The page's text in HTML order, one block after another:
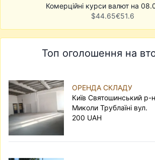
Комерційні курси валют на
$44.65€51.6
Топ оголошення на
ОРЕНДА СКЛАДУ
Київ Святошинський р-
Миколи Трублаїні вул.
200 UAH